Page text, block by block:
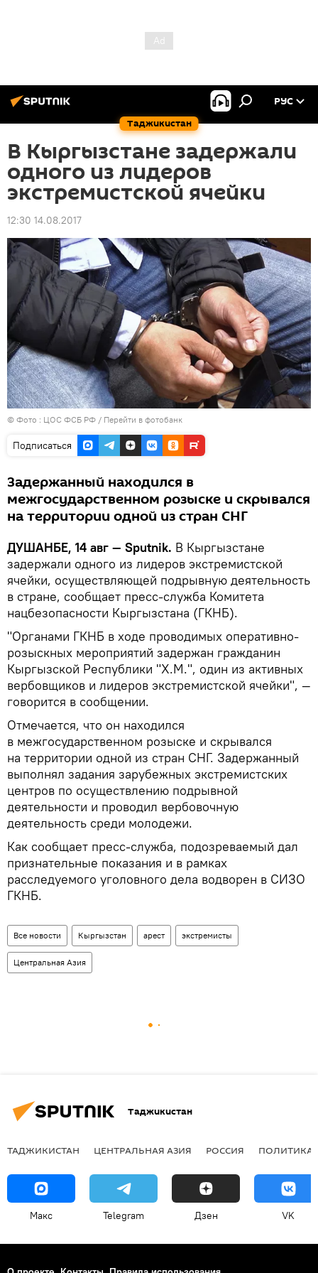
Таджикистан
РУС
В Кыргызстане задержали
одного из лидеров
экстремистской ячейки
12:30 14.08.2017
© Фото : ЦОС ФСБ РФ / Перейти в фотобанк
Подписаться
Задержанный находился в
межгосударственном розыске и скрывался
на территории одной из стран СНГ
ДУШАНБЕ, 14 авг — Sputnik. В Кыргызстане
задержали одного из лидеров экстремистской
ячейки, осуществляющей подрывную деятельность
в стране, сообщает пресс-служба Комитета
нацбезопасности Кыргызстана (ГКНБ).
"Органами ГКНБ в ходе проводимых оперативно-
розыскных мероприятий задержан гражданин
Кыргызской Республики "Х.М.", один из активных
вербовщиков и лидеров экстремистской ячейки", —
говорится в сообщении.
Отмечается, что он находился
в межгосударственном розыске и скрывался
на территории одной из стран СНГ. Задержанный
выполнял задания зарубежных экстремистских
центров по осуществлению подрывной
деятельности и проводил вербовочную
деятельность среди молодежи.
Как сообщает пресс-служба, подозреваемый дал
признательные показания и в рамках
расследуемого уголовного дела водворен в СИЗО
ГКНБ.
Все новости Кыргызстан арест экстремисты
Центральная Азия
Таджикистан
ТАДЖИКИСТАН ЦЕНТРАЛЬНАЯ АЗИЯ РОССИЯ ПОЛИТИКА
Макс Telegram Дзен VK